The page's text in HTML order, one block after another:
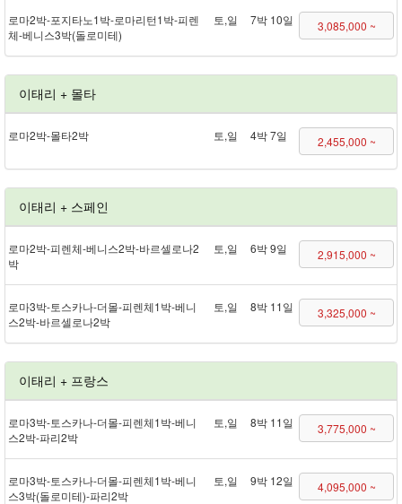
로마 2박 - 포지타노 1박 - 로마리턴 1박 - 피렌
체 - 베니스 3박(돌로미테)
토,일 7박 10일 3,085,000 ~
이태리 + 몰타
로마 2박 - 몰타 2박 토,일 4박 7일 2,455,000 ~
이태리 + 스페인
로마 2박 - 피렌체 - 베니스 2박 - 바르셀로나 2
박
토,일 6박 9일 2,915,000 ~
로마 3박 - 토스카나 - 더몰 - 피렌체 1박 - 베니
스 2박 - 바르셀로나 2박
토,일 8박 11일 3,325,000 ~
이태리 + 프랑스
로마 3박 - 토스카나 - 더몰 - 피렌체 1박 - 베니
스 2박 - 파리 2박
토,일 8박 11일 3,775,000 ~
로마 3박 - 토스카나 - 더몰 - 피렌체 1박 - 베니
스 3박(돌로미테) - 파리 2박
토,일 9박 12일 4,095,000 ~